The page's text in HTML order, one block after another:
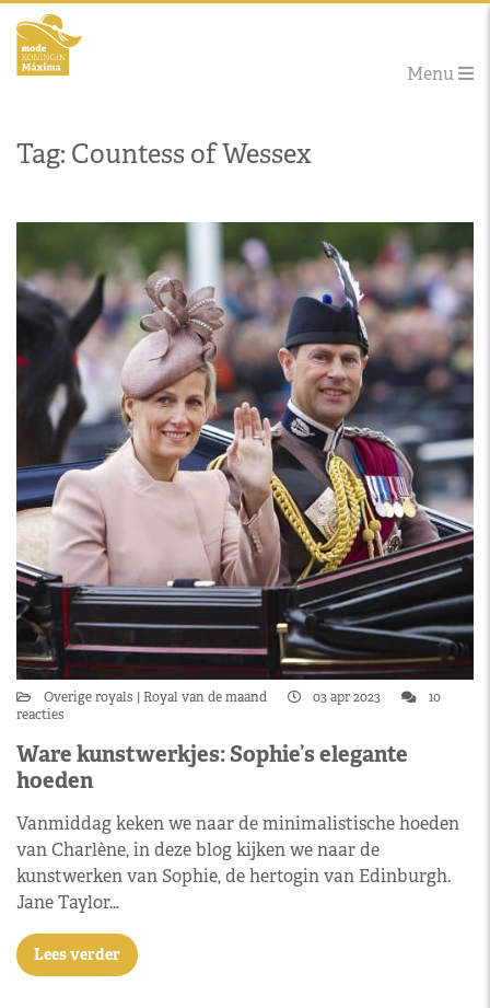
Menu
Tag: Countess of Wessex
Overige royals Royal van de maand 03 apr 2023
10
reacties
Ware kunstwerkjes: Sophie’s elegante
hoeden
Vanmiddag keken we naar de minimalistische hoeden
van Charlène, in deze blog kijken we naar de
kunstwerken van Sophie, de hertogin van Edinburgh.
Jane Taylor…
Lees verder